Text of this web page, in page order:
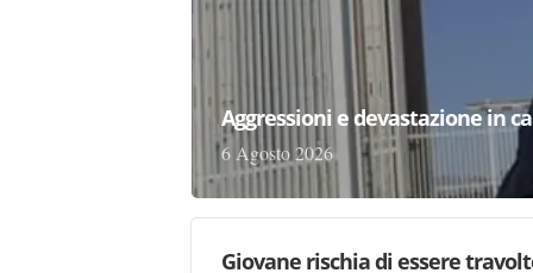
Aggressioni e devastazione in
6 Agosto 2026
Giovane rischia di essere